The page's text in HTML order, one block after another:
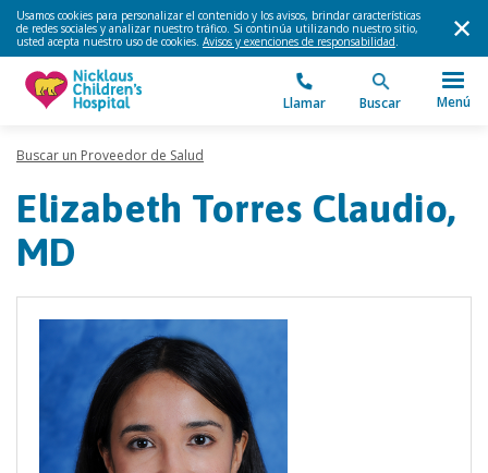
Usamos cookies para personalizar el contenido y los avisos, brindar características
de redes sociales y analizar nuestro tráfico. Si continúa utilizando nuestro sitio,
usted acepta nuestro uso de cookies. Avisos y exenciones de responsabilidad.
Llamar Buscar Menú
Buscar un Proveedor de Salud
Elizabeth Torres Claudio,
MD